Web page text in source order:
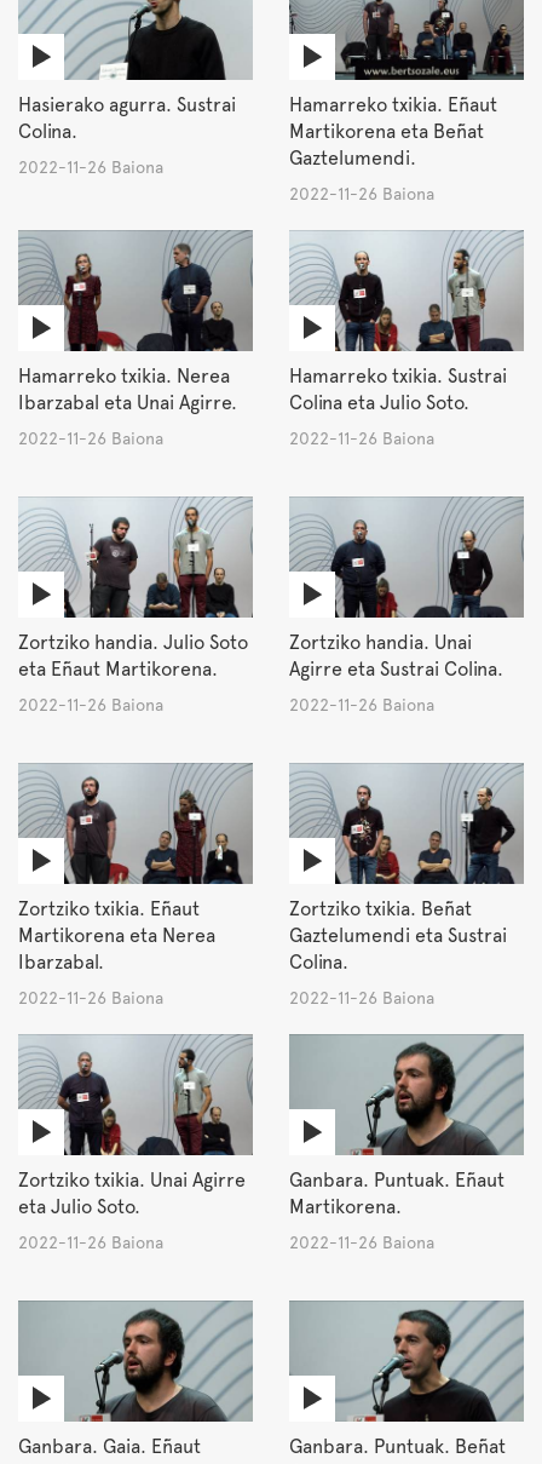
Hasierako agurra. Sustrai
Colina.
2022-11-26 Baiona
Hamarreko txikia. Eñaut
Martikorena eta Beñat
Gaztelumendi.
2022-11-26 Baiona
Hamarreko txikia. Nerea
Ibarzabal eta Unai Agirre.
2022-11-26 Baiona
Hamarreko txikia. Sustrai
Colina eta Julio Soto.
2022-11-26 Baiona
Zortziko handia. Julio Soto
eta Eñaut Martikorena.
2022-11-26 Baiona
Zortziko handia. Unai
Agirre eta Sustrai Colina.
2022-11-26 Baiona
Zortziko txikia. Eñaut
Martikorena eta Nerea
Ibarzabal.
2022-11-26 Baiona
Zortziko txikia. Beñat
Gaztelumendi eta Sustrai
Colina.
2022-11-26 Baiona
Zortziko txikia. Unai Agirre
eta Julio Soto.
2022-11-26 Baiona
Ganbara. Puntuak. Eñaut
Martikorena.
2022-11-26 Baiona
Ganbara. Gaia. Eñaut
Ganbara. Puntuak. Beñat